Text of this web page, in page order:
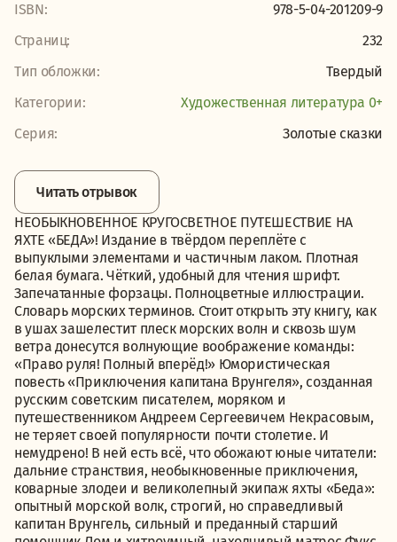
ISBN:
978-5-04-201209-9
Страниц:
232
Тип обложки:
Твердый
Категории:
Художественная литература 0+
Серия:
Золотые сказки
Читать отрывок
НЕОБЫКНОВЕННОЕ КРУГОСВЕТНОЕ ПУТЕШЕСТВИЕ НА
ЯХТЕ «БЕДА»! Издание в твёрдом переплёте с
выпуклыми элементами и частичным лаком. Плотная
белая бумага. Чёткий, удобный для чтения шрифт.
Запечатанные форзацы. Полноцветные иллюстрации.
Словарь морских терминов. Стоит открыть эту книгу, как
в ушах зашелестит плеск морских волн и сквозь шум
ветра донесутся волнующие воображение команды:
«Право руля! Полный вперёд!» Юмористическая
повесть «Приключения капитана Врунгеля», созданная
русским советским писателем, моряком и
путешественником Андреем Сергеевичем Некрасовым,
не теряет своей популярности почти столетие. И
немудрено! В ней есть всё, что обожают юные читатели:
дальние странствия, необыкновенные приключения,
коварные злодеи и великолепный экипаж яхты «Беда»:
опытный морской волк, строгий, но справедливый
капитан Врунгель, сильный и преданный старший